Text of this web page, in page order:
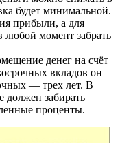
будет минимальной.
прибыли, а для
любой момент забрать
денег на счёт
вкладов он
— трех лет. В
должен забирать
проценты.